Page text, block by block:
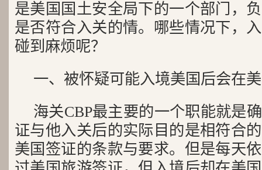
是美国国土安全局下的一个部门，
是否符合入关的情。哪些情况下，
碰到麻烦呢？
一、被怀疑可能入境美国后会在
海关CBP最主要的一个职能就是
证与他入关后的实际目的是相符合
美国签证的条款与要求。但是每天